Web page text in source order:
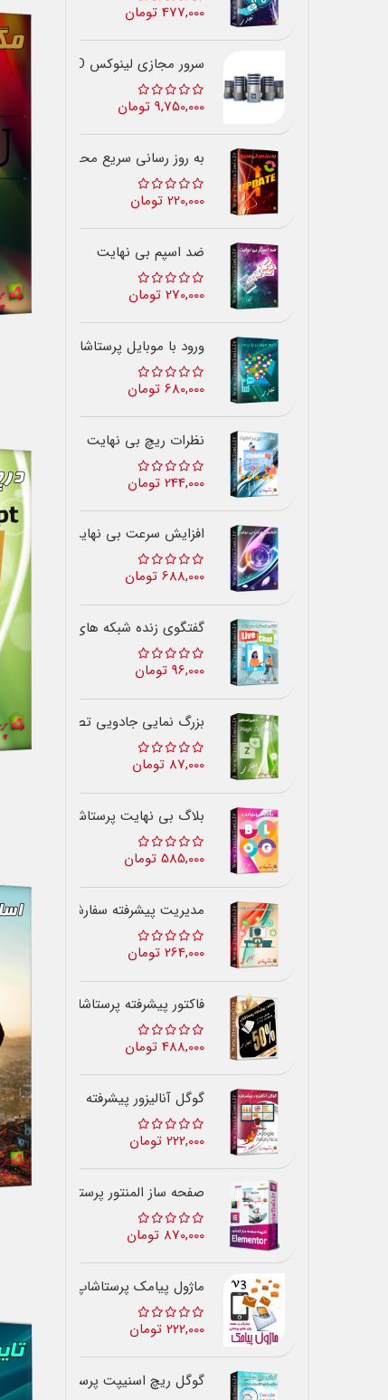
477,000 تومان
سرور مجازی لینوکس SSD ایران
9,750,000 تومان
به روز رسانی سریع محصولات
220,000 تومان
ضد اسپم بی نهایت
270,000 تومان
ورود با موبایل پرستاشاپ
680,000 تومان
نظرات ریچ بی نهایت
244,000 تومان
افزایش سرعت بی نهایت
688,000 تومان
گفتگوی زنده شبکه های اجتماعی
96,000 تومان
بزرگ نمایی جادویی تصاویر
87,000 تومان
بلاگ بی نهایت پرستاشاپ
585,000 تومان
مدیریت پیشرفته سفارشات
264,000 تومان
فاکتور پیشرفته پرستاشاپ
488,000 تومان
گوگل آنالیزور پیشرفته
222,000 تومان
صفحه ساز المنتور پرستاشاپ
870,000 تومان
ماژول پیامک پرستاشاپ
222,000 تومان
گوگل ریچ اسنیپت پرستاشاپ